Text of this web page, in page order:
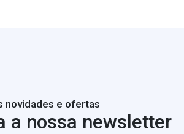
novidades e ofertas
a nossa newsletter